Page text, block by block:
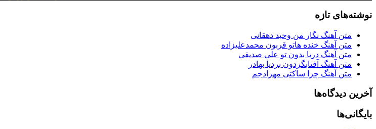
نوشته‌های تازه
متن آهنگ نگار من وحید دهقانی
متن آهنگ خنده هاتو قربون محمدعلیزاده
متن آهنگ دریا بدون تو علی صدیقی
متن آهنگ آفتابگردون بردیا بهادر
متن آهنگ چرا ساکتی مهرادجم
آخرین دیدگاه‌ها
بایگانی‌ها